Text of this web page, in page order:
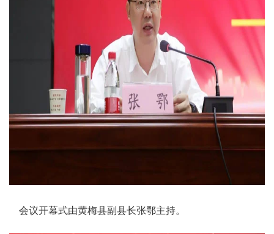
会议开幕式由黄梅县副县长张鄂主持。